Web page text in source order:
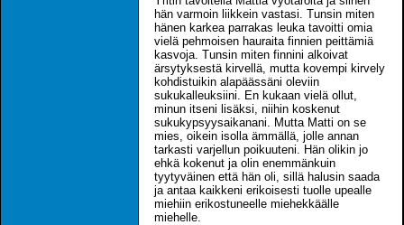
hän varmoin liikkein vastasi. Tunsin miten
hänen karkea parrakas leuka tavoitti omia
vielä pehmoisen hauraita finnien peittämiä
kasvoja. Tunsin miten finnini alkoivat
ärsytyksestä kirvellä, mutta kovempi kirvely
kohdistuikin alapäässäni oleviin
sukukalleuksiini. En kukaan vielä ollut,
minun itseni lisäksi, niihin koskenut
sukukypsyysaikanani. Mutta Matti on se
mies, oikein isolla ämmällä, jolle annan
tarkasti varjellun poikuuteni. Hän olikin jo
ehkä kokenut ja olin enemmänkuin
tyytyväinen että hän oli, sillä halusin saada
ja antaa kaikkeni erikoisesti tuolle upealle
miehiin erikostuneelle miehekkäälle
miehelle.